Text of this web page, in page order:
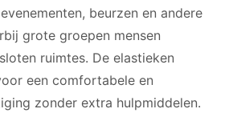
beurzen en andere
grote groepen mensen
ruimtes. De elastieken
een comfortabele en
zonder extra hulpmiddelen.